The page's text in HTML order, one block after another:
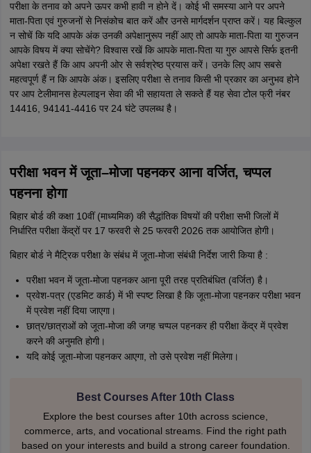
परीक्षा के तनाव को अपने ऊपर कभी हावी न होने दें। कोई भी समस्या आने पर अपने
माता-पिता एवं गुरुजनों से निसंकोच बात करें और उनसे मार्गदर्शन प्राप्त करें। यह बिल्कुल
न सोचें कि यदि आपके अंक उनकी अपेक्षानुरूप नहीं आए तो आपके माता-पिता या गुरुजन
आपके विषय में क्या सोचेंगे? विश्वास रखें कि आपके माता-पिता या गुरु आपसे सिर्फ इतनी
अपेक्षा रखते हैं कि आप अपनी ओर से सर्वश्रेष्ठ प्रयास करें। उनके लिए आप सबसे
महत्वपूर्ण हैं न कि आपके अंक। इसलिए परीक्षा से तनाव किसी भी प्रकार का अनुभव होने
पर आप टेलीमानस हेल्पलाइन सेवा की भी सहायता ले सकते हैं यह सेवा टोल फ्री नंबर
14416, 94141-4416 पर 24 घंटे उपलब्ध है।
परीक्षा भवन में जूता–मोजा पहनकर आना वर्जित, चप्पल
पहनना होगा
बिहार बोर्ड की कक्षा 10वीं (माध्यमिक) की सैद्धांतिक विषयों की परीक्षा सभी जिलों में
निर्धारित परीक्षा केंद्रों पर 17 फरवरी से 25 फरवरी 2026 तक आयोजित होगी।
बिहार बोर्ड ने मैट्रिक परीक्षा के संबंध में जूता-मोजा संबंधी निर्देश जारी किया है :
परीक्षा भवन में जूता-मोजा पहनकर आना पूरी तरह प्रतिबंधित (वर्जित) है।
प्रवेश-पत्र (एडमिट कार्ड) में भी स्पष्ट लिखा है कि जूता-मोजा पहनकर परीक्षा भवन
में प्रवेश नहीं दिया जाएगा।
छात्र/छात्राओं को जूता-मोजा की जगह चप्पल पहनकर ही परीक्षा केंद्र में प्रवेश
करने की अनुमति होगी।
यदि कोई जूता-मोजा पहनकर आएगा, तो उसे प्रवेश नहीं मिलेगा।
Best Courses After 10th Class
Explore the best courses after 10th across science,
commerce, arts, and vocational streams. Find the right path
based on your interests and build a strong career foundation.